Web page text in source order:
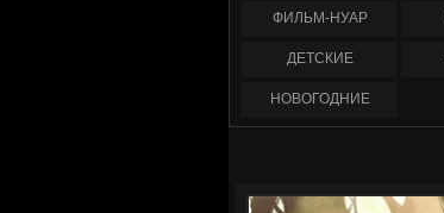
ФИЛЬМ-НУАР
ДЕТСКИЕ
НОВОГОДНИЕ